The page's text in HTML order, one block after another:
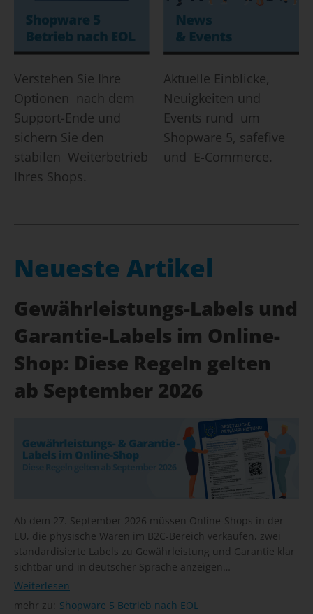
Verstehen Sie Ihre
Optionen nach dem
Support-Ende und
sichern Sie den
stabilen Weiterbetrieb
Ihres Shops.
Aktuelle Einblicke,
Neuigkeiten und
Events rund um
Shopware 5, safefive
und E-Commerce.
Neueste Artikel
Gewährleistungs-Labels und
Garantie-Labels im Online-
Shop: Diese Regeln gelten
ab September 2026
Ab dem 27. September 2026 müssen Online-Shops in der
EU, die physische Waren im B2C-Bereich verkaufen, zwei
standardisierte Labels zu Gewährleistung und Garantie klar
sichtbar und in deutscher Sprache anzeigen…
Weiterlesen
mehr zu: Shopware 5 Betrieb nach EOL